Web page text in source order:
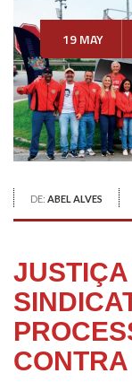
19 MAY
DE: ABEL ALVES